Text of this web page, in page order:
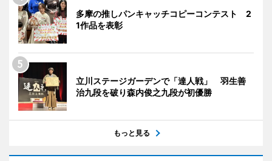
多摩の推しパンキャッチコピーコンテスト 2
1作品を表彰
立川ステージガーデンで「達人戦」 羽生善
治九段を破り森内俊之九段が初優勝
もっと見る